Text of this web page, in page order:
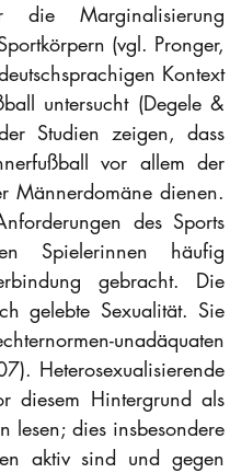
die Marginalisierung
(vgl. Pronger,
Kontext
untersucht (Degele &
Studien zeigen, dass
vor allem der
Männerdomäne dienen.
des Sports
Spielerinnen häufig
gebracht. Die
gelebte Sexualität. Sie
unadäquaten
Heterosexualisierende
diesem Hintergrund als
lesen; dies insbesondere
aktiv sind und gegen